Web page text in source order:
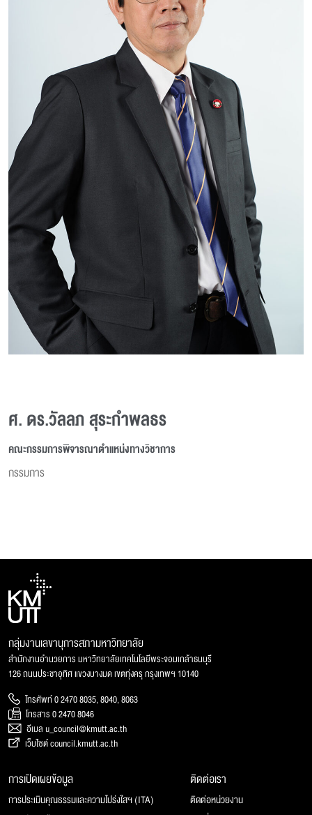
ศ. ดร.วัลลภ สุระกำพลธร
คณะกรรมการพิจารณาตำแหน่งทางวิชาการ
กรรมการ
กลุ่มงานเลขานุการสภามหาวิทยาลัย
สำนักงานอำนวยการ มหาวิทยาลัยเทคโนโลยีพระจอมเกล้าธนบุรี
126 ถนนประชาอุทิศ แขวงบางมด เขตทุ่งครุ กรุงเทพฯ 10140
โทรศัพท์ 0 2470 8035, 8040, 8063
โทรสาร 0 2470 8046
อีเมล u_council@kmutt.ac.th
เว็บไซต์ council.kmutt.ac.th
การเปิดเผยข้อมูล
การประเมินคุณธรรมและความโปร่งใสฯ (ITA)
ติดต่อเรา
ติดต่อหน่วยงาน